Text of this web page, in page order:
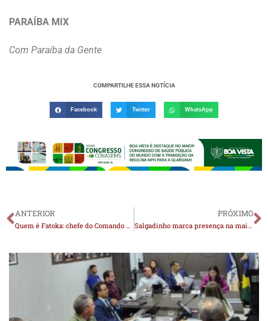
PARAÍBA MIX
Com Paraíba da Gente
COMPARTILHE ESSA NOTÍCIA
Facebook Twitter WhatsApp
ANTERIOR
Quem é Fatoka: chefe do Comando Vermelho na Paraíba é ligado a esquema que afastou prefeito de Cabedelo
PRÓXIMO
Salgadinho marca presença na maior feira de turismo rural do mundo